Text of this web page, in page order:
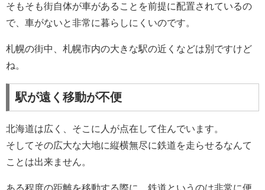
そもそも街自体が車があることを前提に配置されているの
で、車がないと非常に暮らしにくいのです。
札幌の街中、札幌市内の大きな駅の近くなどは別ですけど
ね。
駅が遠く移動が不便
北海道は広く、そこに人が点在して住んでいます。
そしてその広大な大地に縦横無尽に鉄道を走らせるなんて
ことは出来ません。
ある程度の距離を移動する際に、鉄道というのは非常に便